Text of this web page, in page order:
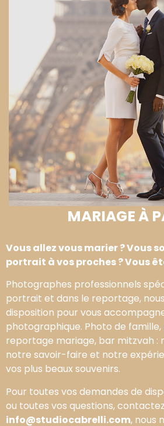
MARIAGE À
Vous allez vous marier ? Vous
portrait à vos proches ? Vous
Photographes professionnels
portrait et dans le reportage,
disposition pour vous
photographique. Photo de
reportage mariage, bar mitzvah :
notre savoir-faire et notre
vos plus beaux souvenirs.
Pour toutes vos demandes de
ou toutes vos questions,
info@studiocabrelli.com, nous